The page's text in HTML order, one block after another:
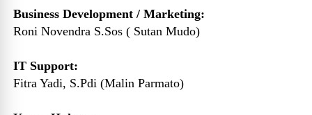
Business Development / Marketing:
Roni Novendra S.Sos ( Sutan Mudo)
IT Support:
Fitra Yadi, S.Pdi (Malin Parmato)